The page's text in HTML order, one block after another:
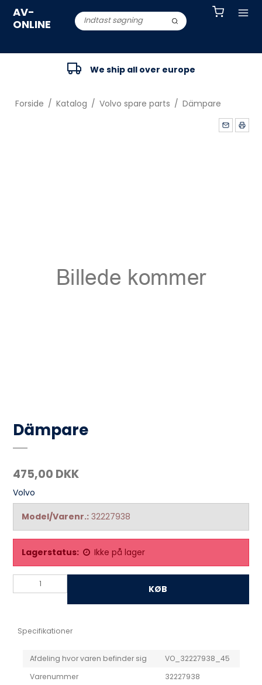
AV-
ONLINE
We ship all over europe
Forside / Katalog / Volvo spare parts / Dämpare
Dämpare
475,00 DKK
Volvo
Model/Varenr.: 32227938
Lagerstatus: Ikke på lager
KØB
Specifikationer
Afdeling hvor varen befinder sig
VO_32227938_45
Varenummer
32227938